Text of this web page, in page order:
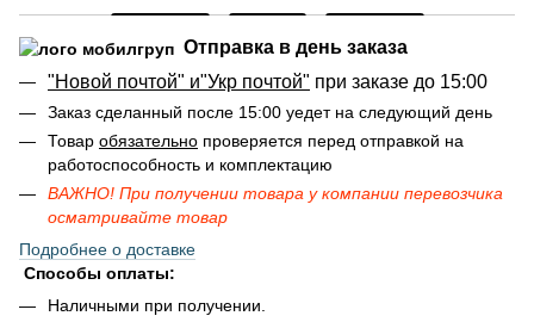
Отправка в день заказа
"Новой почтой" и"Укр почтой" при заказе до 15:00
Заказ сделанный после 15:00 уедет на следующий день
Товар обязательно проверяется перед отправкой на
работоспособность и комплектацию
ВАЖНО! При получении товара у компании перевозчика
осматривайте товар
Подробнее о доставке
Способы оплаты:
Наличными при получении.